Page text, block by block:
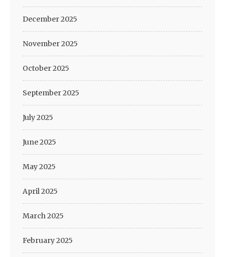
December 2025
November 2025
October 2025
September 2025
July 2025
June 2025
May 2025
April 2025
March 2025
February 2025